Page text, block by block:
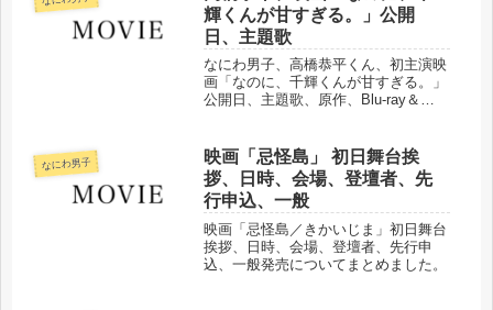
輝くんが甘すぎる。」公開
日、主題歌
なにわ男子、高橋恭平くん、初主演映
画「なのに、千輝くんが甘すぎる。」
公開日、主題歌、原作、Blu-ray＆
なにわ男子
映画「忌怪島」 初日舞台挨
拶、日時、会場、登壇者、先
行申込、一般
映画「忌怪島／きかいじま」初日舞台
挨拶、日時、会場、登壇者、先行申
込、一般発売についてまとめました。